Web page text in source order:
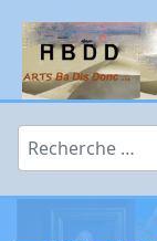
Rechercher